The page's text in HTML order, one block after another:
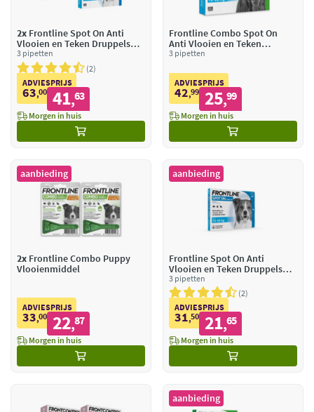
2x Frontline Spot On Anti
Vlooien en Teken Druppels
Hond M 10 - 20 kg
3 pipetten
2
ADVIESPRIJS
63,00 41,63
Morgen in huis
Frontline Combo Spot On
Anti Vlooien en Teken
Druppels Hond M
3 pipetten
ADVIESPRIJS
42,99 25,99
Morgen in huis
aanbieding
2x Frontline Combo Puppy
Vlooienmiddel
ADVIESPRIJS
33,00 22,87
Morgen in huis
aanbieding
Frontline Spot On Anti
Vlooien en Teken Druppels
Hond M 10 - 20 kg
3 pipetten
2
ADVIESPRIJS
31,50 21,65
Morgen in huis
aanbieding